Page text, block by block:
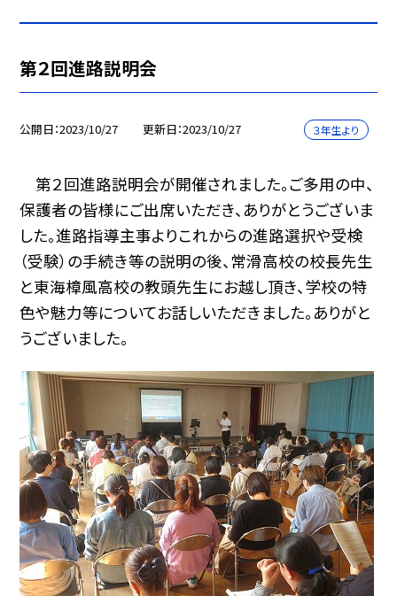
第２回進路説明会
公開日 2023/10/27 更新日 2023/10/27 ３年生より
第２回進路説明会が開催されました。ご多用の中、
保護者の皆様にご出席いただき、ありがとうございま
した。進路指導主事よりこれからの進路選択や受検
（受験）の手続き等の説明の後、常滑高校の校長先生
と東海樟風高校の教頭先生にお越し頂き、学校の特
色や魅力等についてお話しいただきました。ありがと
うございました。